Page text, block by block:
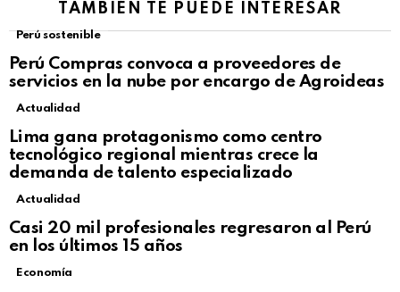
TAMBIÉN TE PUEDE INTERESAR
Perú sostenible
Perú Compras convoca a proveedores de
servicios en la nube por encargo de Agroideas
Actualidad
Lima gana protagonismo como centro
tecnológico regional mientras crece la
demanda de talento especializado
Actualidad
Casi 20 mil profesionales regresaron al Perú
en los últimos 15 años
Economía